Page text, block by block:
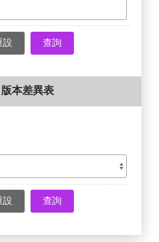
查詢
版本差異表
查詢